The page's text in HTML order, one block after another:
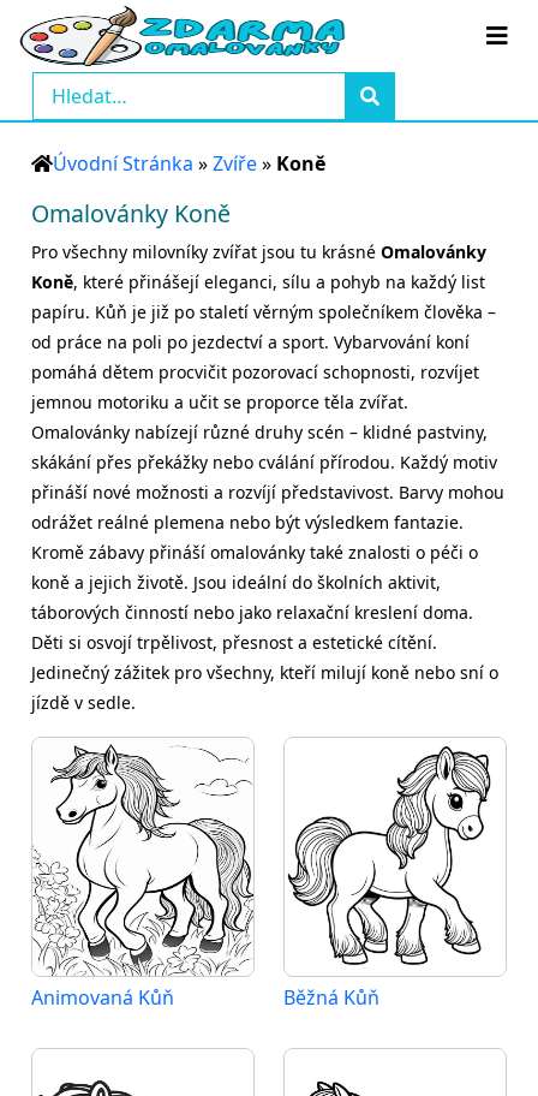
Úvodní Stránka »Zvíře» Koně
Omalovánky Koně
Pro všechny milovníky zvířat jsou tu krásné Omalovánky
Koně, které přinášejí eleganci, sílu a pohyb na každý list
papíru. Kůň je již po staletí věrným společníkem člověka –
od práce na poli po jezdectví a sport. Vybarvování koní
pomáhá dětem procvičit pozorovací schopnosti, rozvíjet
jemnou motoriku a učit se proporce těla zvířat.
Omalovánky nabízejí různé druhy scén – klidné pastviny,
skákání přes překážky nebo cválání přírodou. Každý motiv
přináší nové možnosti a rozvíjí představivost. Barvy mohou
odrážet reálné plemena nebo být výsledkem fantazie.
Kromě zábavy přináší omalovánky také znalosti o péči o
koně a jejich životě. Jsou ideální do školních aktivit,
táborových činností nebo jako relaxační kreslení doma.
Děti si osvojí trpělivost, přesnost a estetické cítění.
Jedinečný zážitek pro všechny, kteří milují koně nebo sní o
jízdě v sedle.
Animovaná Kůň Běžná Kůň